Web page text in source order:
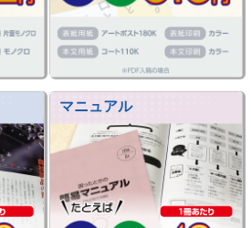
マニュアル